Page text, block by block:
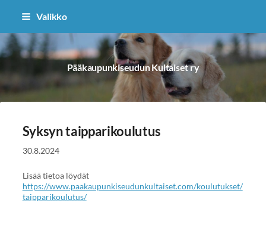
Siirry
sivun
sisältöön
Valikko
Pääkaupunkiseudun Kultaiset ry
Syksyn taipparikoulutus
30.8.2024
Lisää tietoa löydät
https://www.paakaupunkiseudunkultaiset.com/koulutukset/
taipparikoulutus/